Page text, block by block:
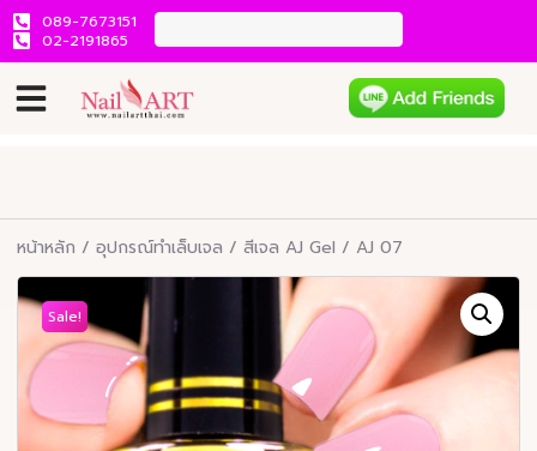
089-7673151
02-2191865
หน้าหลัก / อุปกรณ์ทำเล็บเจล / สีเจล AJ Gel / AJ 07
Sale!